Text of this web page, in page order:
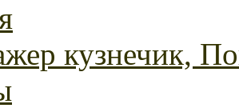
кузнечик,